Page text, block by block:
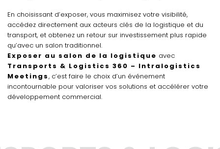
En choisissant d’exposer, vous maximisez votre visibilité,
accédez directement aux acteurs clés de la logistique et du
transport, et obtenez un retour sur investissement plus rapide
qu’avec un salon traditionnel.
Exposer au salon de la logistique avec
Transports & Logistics 360 – Intralogistics
Meetings, c’est faire le choix d’un événement
incontournable pour valoriser vos solutions et accélérer votre
développement commercial.